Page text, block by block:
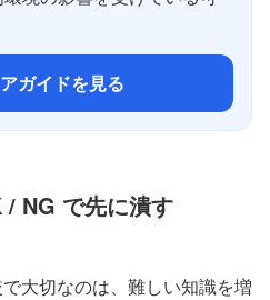
ガイドを見る
/ NG で先に潰す
大切なのは、難しい知識を増